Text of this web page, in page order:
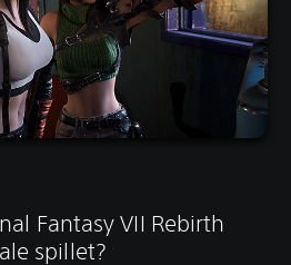
Fantasy VII Rebirth
spillet?